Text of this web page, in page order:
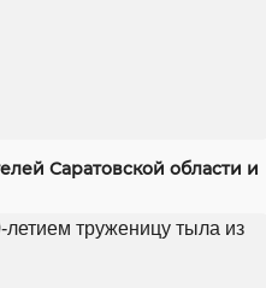
Саратовской области и